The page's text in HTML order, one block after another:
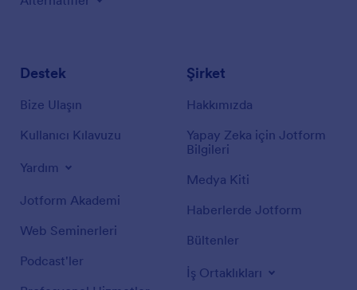
Destek
Bize Ulaşın
Kullanıcı Kılavuzu
Yardım
Jotform Akademi
Web Seminerleri
Podcast'ler
Şirket
Hakkımızda
Yapay Zeka için Jotform
Bilgileri
Medya Kiti
Haberlerde Jotform
Bültenler
İş Ortaklıkları